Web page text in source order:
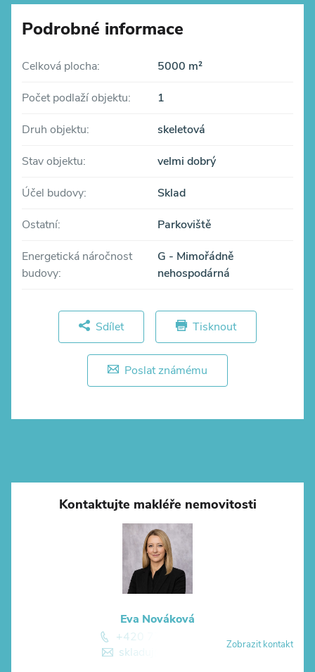
Podrobné informace
Celková plocha: 5000 m²
Počet podlaží objektu: 1
Druh objektu: skeletová
Stav objektu: velmi dobrý
Účel budovy: Sklad
Ostatní: Parkoviště
Energetická náročnost
budovy:
G - Mimořádně
nehospodárná
Sdílet Tisknout
Poslat známému
Kontaktujte makléře nemovitosti
Eva Nováková
+420 774 881 774
skladuj@skladuj.cz
Zobrazit kontakt